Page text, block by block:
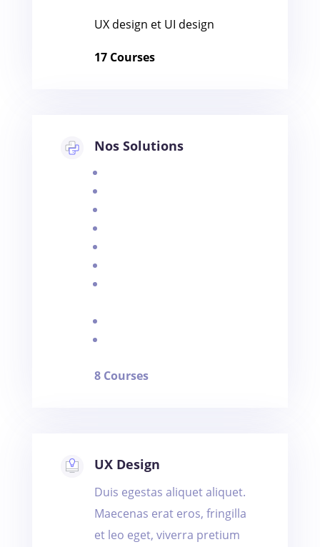
UX design et UI design
17 Courses
Nos Solutions
8 Courses
UX Design
Duis egestas aliquet aliquet.
Maecenas erat eros, fringilla
et leo eget, viverra pretium